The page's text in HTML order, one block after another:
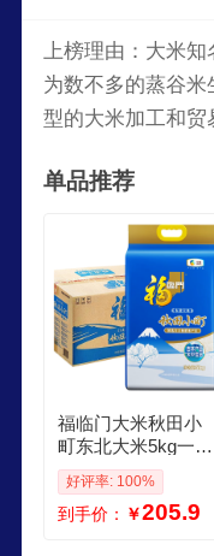
上榜理由：大米知
为数不多的蒸谷
型的大米加工和贸
营产品有河套面粉
单品推荐
福临门大米秋田小
町东北大米5kg一级
粳米寿司米整箱 5k
g4袋
好评率: 100%
到手价： ￥205.9